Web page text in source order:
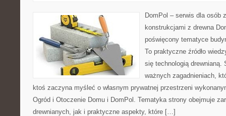
DomPol – serwis dla osób
konstrukcjami z drewna
poświęcony tematyce
To praktyczne źródło
się technologią drewnianą.
ważnych zagadnieniach,
ktoś zaczyna myśleć o własnym prywatnej przestrzeni
Ogród i Otoczenie Domu i DomPol. Tematyka strony obejmuje
drewnianych, jak i praktyczne aspekty, które […]